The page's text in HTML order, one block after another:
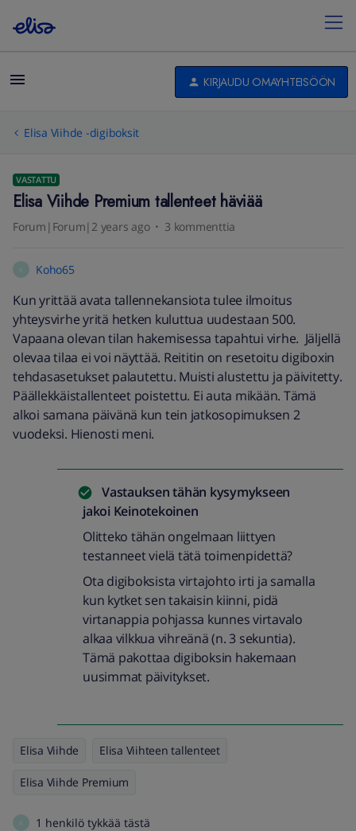
KIRJAUDU OMAYHTEISÖÖN
Elisa Viihde -digiboksit
VASTATTU
Elisa Viihde Premium tallenteet häviää
Forum|Forum|2 years ago 3 kommenttia
Koho65
Kun yrittää avata tallennekansiota tulee ilmoitus
yhteysvirhe yritä hetken kuluttua uudestaan 500.
Vapaana olevan tilan hakemisessa tapahtui virhe. Jäljellä
olevaa tilaa ei voi näyttää. Reititin on resetoitu digiboxin
tehdasasetukset palautettu. Muisti alustettu ja päivitetty.
Päällekkäistallenteet poistettu. Ei auta mikään. Tämä
alkoi samana päivänä kun tein jatkosopimuksen 2
vuodeksi. Hienosti meni.
Vastauksen tähän kysymykseen
jakoi Keinotekoinen
Olitteko tähän ongelmaan liittyen
testanneet vielä tätä toimenpidettä?
Ota digiboksista virtajohto irti ja samalla
kun kytket sen takaisin kiinni, pidä
virtanappia pohjassa kunnes virtavalo
alkaa vilkkua vihreänä (n. 3 sekuntia).
Tämä pakottaa digiboksin hakemaan
uusimmat päivitykset.
Elisa Viihde Elisa Viihteen tallenteet
Elisa Viihde Premium
1 henkilö tykkää tästä